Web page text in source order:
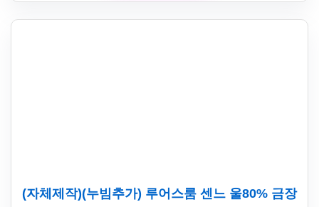
(자체제작)(누빔추가) 루어스룸 센느 울80% 금장